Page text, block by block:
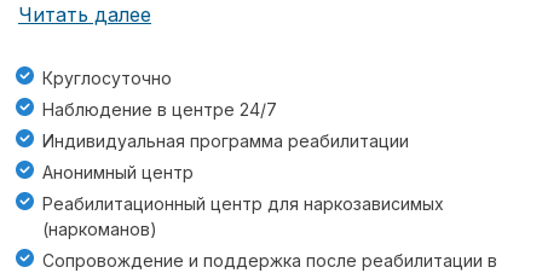
Читать далее
Круглосуточно
Наблюдение в центре 24/7
Индивидуальная программа реабилитации
Анонимный центр
Реабилитационный центр для наркозависимых
(наркоманов)
Сопровождение и поддержка после реабилитации в